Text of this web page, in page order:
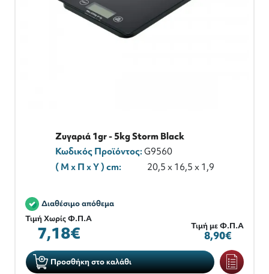
Ζυγαριά 1gr - 5kg Storm Black
Κωδικός Προϊόντος:G9560
( M x Π x Y ) cm:
20,5 x 16,5 x 1,9
Διαθέσιμο απόθεμα
Τιμή Χωρίς Φ.Π.Α
7,18€ Τιμή με Φ.Π.Α
8,90€
Προσθήκη στο καλάθι